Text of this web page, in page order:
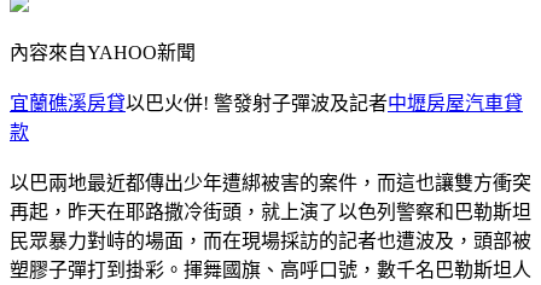
內容來自YAHOO新聞
宜蘭礁溪房貸以巴火併! 警發射子彈波及記者中壢房屋汽車貸
款
以巴兩地最近都傳出少年遭綁被害的案件，而這也讓雙方衝突
再起，昨天在耶路撒冷街頭，就上演了以色列警察和巴勒斯坦
民眾暴力對峙的場面，而在現場採訪的記者也遭波及，頭部被
塑膠子彈打到掛彩。揮舞國旗、高呼口號，數千名巴勒斯坦人